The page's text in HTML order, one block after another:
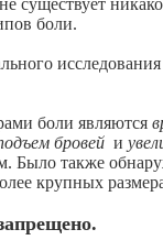
боли.
боли являются
бровей и
также
крупных